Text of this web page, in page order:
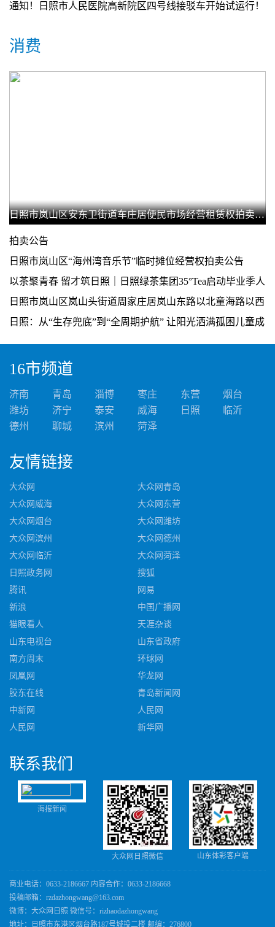
重患者
通知！日照市人民医院高新院区四号线接驳车开始试运行！
消费
日照市岚山区安东卫街道车庄居便民市场经营租赁权拍卖公告
拍卖公告
日照市岚山区“海州湾音乐节”临时摊位经营权拍卖公告
以茶聚青春 留才筑日照｜日照绿茶集团35°Tea启动毕业季人
才赋能行动
日照市岚山区岚山头街道周家庄居岚山东路以北童海路以西
玉石公司北侧拆迁腾空土地租赁权拍卖公告
日照：从“生存兜底”到“全周期护航” 让阳光洒满孤困儿童成
长路
16市频道
济南 青岛 淄博 枣庄 东营
烟台
潍坊
济宁 泰安 威海 日照
临沂
德州
聊城 滨州 菏泽
友情链接
大众网
大众网青岛
大众网威海
大众网东营
大众网烟台
大众网潍坊
大众网滨州
大众网德州
大众网临沂
大众网菏泽
日照政务网
搜狐
腾讯
网易
新浪
中国广播网
猫眼看人
天涯杂谈
山东电视台
山东省政府
南方周末
环球网
凤凰网
华龙网
胶东在线
青岛新闻网
中新网
人民网
人民网
新华网
联系我们
海报新闻
大众网日照微信 山东体彩客户端
商业电话：0633-2186667 内容合作：0633-2186668
投稿邮箱：rzdazhongwang@163.com
微博：大众网日照 微信号：rizhaodazhongwang
地址：日照市东港区烟台路187号城投二楼 邮编：276800